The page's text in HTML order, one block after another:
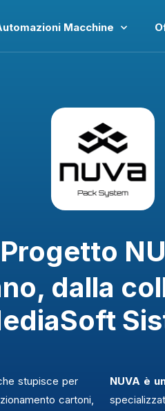
Macchine
Progetto
dalla
stupisce per
cartoni,
NUVA è